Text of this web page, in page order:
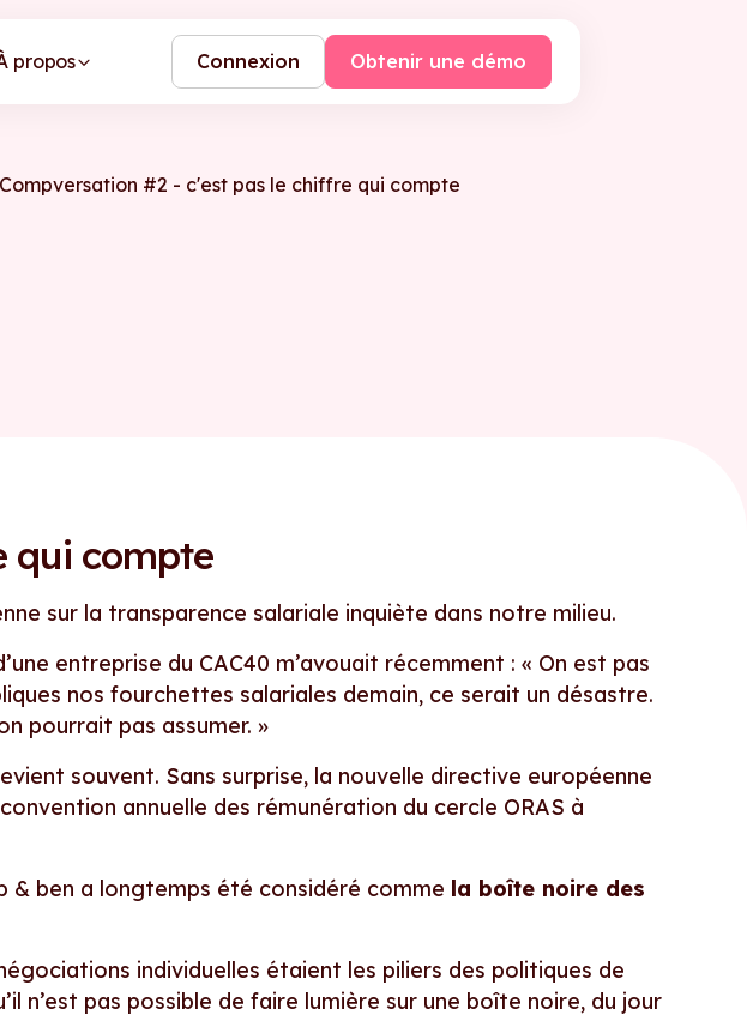
propos Connexion Obtenir une démo
qui compte
sur la transparence salariale inquiète dans notre milieu.
entreprise du CAC40 m’avouait récemment : « On est pas
nos fourchettes salariales demain, ce serait un désastre.
pourrait pas assumer. »
souvent. Sans surprise, la nouvelle directive européenne
annuelle des rémunération du cercle ORAS à
& ben a longtemps été considéré comme la boîte noire des
individuelles étaient les piliers des politiques de
n’est pas possible de faire lumière sur une boîte noire, du jour